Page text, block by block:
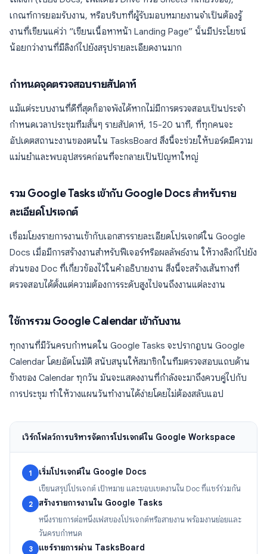
เกณฑ์การยอมรับงาน, หรือบริบทที่ผู้รับมอบหมายงานจำเป็นต้องรู้
งานที่เขียนแค่ว่า “เขียนเนื้อหาหน้า Landing Page” นั้นมีประโยชน์
น้อยกว่างานที่มีลิงก์ไปยังสรุปรายละเอียดงานมาก
กำหนดจุดตรวจสอบรายสัปดาห์
แม้แต่ระบบงานที่ดีที่สุดก็อาจพังได้หากไม่มีการตรวจสอบเป็นประจำ
กำหนดเวลาประชุมทีมสั้นๆ รายสัปดาห์, 15-20 นาที, ที่ทุกคนจะ
อัปเดตสถานะงานของตนใน TasksBoard สิ่งนี้จะช่วยให้บอร์ดมีความ
แม่นยำและพบอุปสรรคก่อนที่จะกลายเป็นปัญหาใหญ่
รวม Google Tasks เข้ากับ Google Docs สำหรับราย
ละเอียดโปรเจกต์
เชื่อมโยงรายการงานเข้ากับเอกสารรายละเอียดโปรเจกต์ใน Google
Docs เมื่อมีการสร้างงานสำหรับฟีเจอร์หรือผลลัพธ์งาน ให้วางลิงก์ไปยัง
ส่วนของ Doc ที่เกี่ยวข้องไว้ในคำอธิบายงาน สิ่งนี้จะสร้างเส้นทางที่
ตรวจสอบได้ตั้งแต่ความต้องการระดับสูงไปจนถึงงานแต่ละงาน
ใช้การรวม Google Calendar เข้ากับงาน
ทุกงานที่มีวันครบกำหนดใน Google Tasks จะปรากฏบน Google
Calendar โดยอัตโนมัติ สนับสนุนให้สมาชิกในทีมตรวจสอบแถบด้าน
ข้างของ Calendar ทุกวัน มันจะแสดงงานที่กำลังจะมาถึงควบคู่ไปกับ
การประชุม ทำให้วางแผนวันทำงานได้ง่ายโดยไม่ต้องสลับแอป
เวิร์กโฟลว์การบริหารจัดการโปรเจกต์ใน Google Workspace
1 เริ่มโปรเจกต์ใน Google Docs
เขียนสรุปโปรเจกต์ เป้าหมาย และขอบเขตงานใน Doc ที่แชร์ร่วมกัน
2 สร้างรายการงานใน Google Tasks
หนึ่งรายการต่อหนึ่งเฟสของโปรเจกต์หรือสายงาน พร้อมงานย่อยและ
วันครบกำหนด
3 แชร์รายการผ่าน TasksBoard